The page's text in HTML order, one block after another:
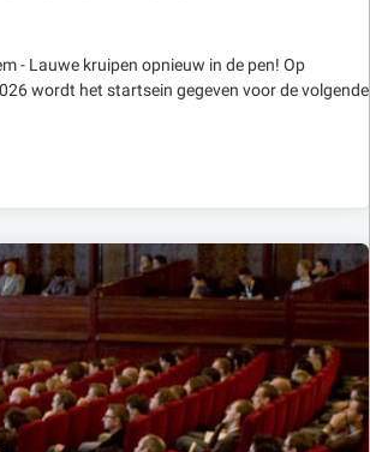
- Lauwe kruipen opnieuw in de pen! Op
wordt het startsein gegeven voor de volgende